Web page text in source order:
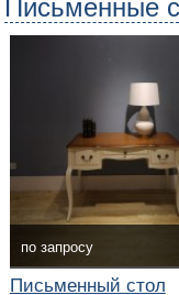
по запросу
Письменный стол